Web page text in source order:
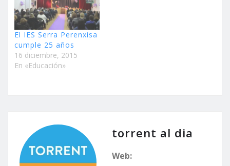
El IES Serra Perenxisa
cumple 25 años
16 diciembre, 2015
En «Educación»
torrent al dia
Web: